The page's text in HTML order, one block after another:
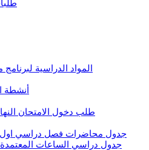
المواد الدراسية
أنشطة
طلب دخول الامتحان
جدول محاضرات فصل دراسي اول 2025-2026
جدول دراسي الساعات